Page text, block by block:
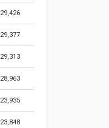
29,426
29,377
29,313
28,963
23,935
23,848